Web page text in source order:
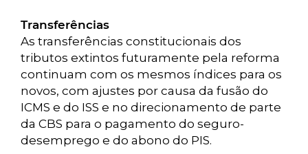
Transferências
As transferências constitucionais dos
tributos extintos futuramente pela reforma
continuam com os mesmos índices para os
novos, com ajustes por causa da fusão do
ICMS e do ISS e no direcionamento de parte
da CBS para o pagamento do seguro-
desemprego e do abono do PIS.